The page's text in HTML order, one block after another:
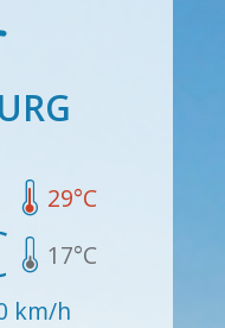
29°C
17°C
km/h